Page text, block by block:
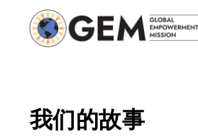
我们的故事